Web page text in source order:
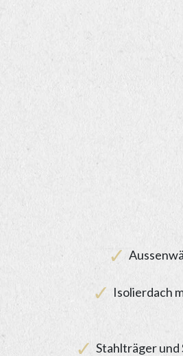
Isolierdach
Stahlträger und